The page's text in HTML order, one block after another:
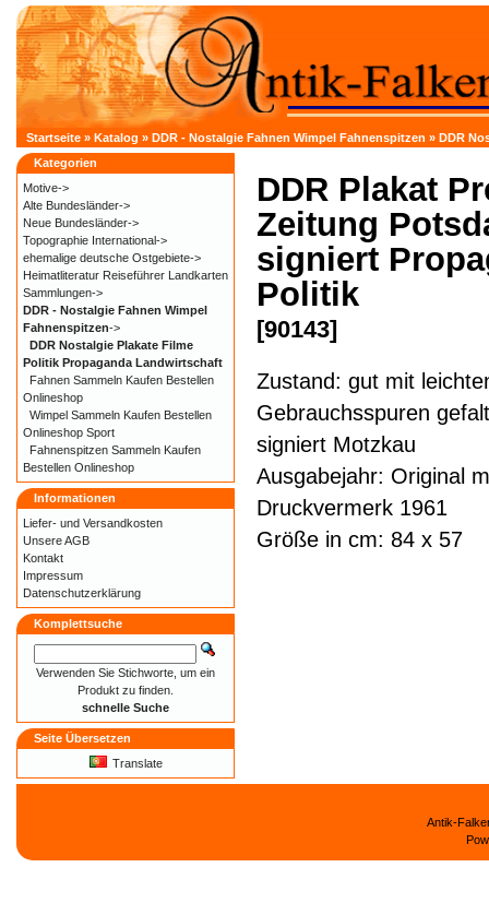
Startseite » Katalog » DDR - Nostalgie Fahnen Wimpel Fahnenspitzen » DDR
DDR Plakat
Zeitung
signiert
Politik
[90143]
Zustand: gut mit
Gebrauchsspuren
signiert Motzkau
Ausgabejahr: Original
Druckvermerk 1961
Größe in cm: 84 x 57
Kategorien
Motive->
Alte Bundesländer->
Neue Bundesländer->
Topographie International->
ehemalige deutsche Ostgebiete->
Heimatliteratur Reiseführer Landkarten
Sammlungen->
DDR - Nostalgie Fahnen Wimpel
Fahnenspitzen->
DDR Nostalgie Plakate Filme
Politik Propaganda Landwirtschaft
Fahnen Sammeln Kaufen Bestellen
Onlineshop
Wimpel Sammeln Kaufen Bestellen
Onlineshop Sport
Fahnenspitzen Sammeln Kaufen
Bestellen Onlineshop
Informationen
Liefer- und Versandkosten
Unsere AGB
Kontakt
Impressum
Datenschutzerklärung
Komplettsuche
Verwenden Sie Stichworte, um ein
Produkt zu finden.
schnelle Suche
Seite Übersetzen
Translate
Antik-